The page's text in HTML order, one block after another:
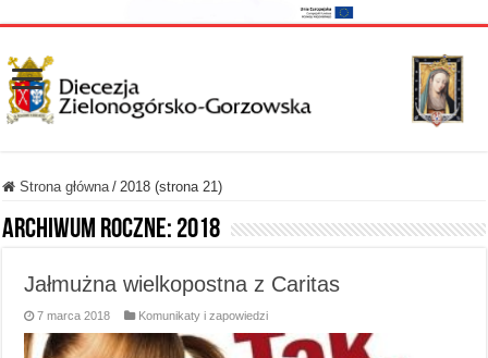
Strona główna / 2018 (strona 21)
Archiwum roczne: 2018
Jałmużna wielkopostna z Caritas
7 marca 2018 Komunikaty i zapowiedzi